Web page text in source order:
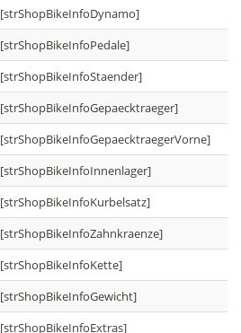
[strShopBikeInfoDynamo]
[strShopBikeInfoPedale]
[strShopBikeInfoStaender]
[strShopBikeInfoGepaecktraeger]
[strShopBikeInfoGepaecktraegerVorne]
[strShopBikeInfoInnenlager]
[strShopBikeInfoKurbelsatz]
[strShopBikeInfoZahnkraenze]
[strShopBikeInfoKette]
[strShopBikeInfoGewicht]
[strShopBikeInfoExtras]